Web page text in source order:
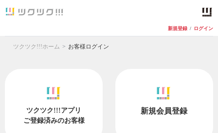
新規登録 / ログイン
ツクツク!!!ホーム お客様ログイン
ツクツク!!!アプリ
ご登録済みのお客様
新規会員登録